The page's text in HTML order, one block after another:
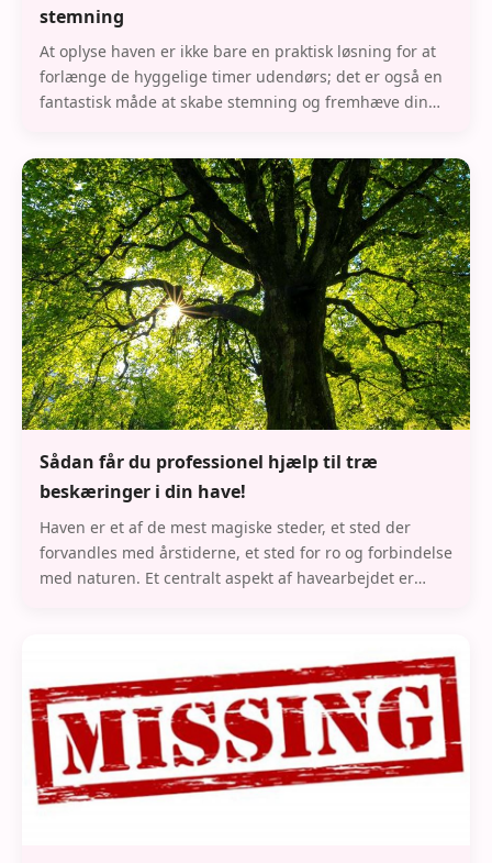
stemning
At oplyse haven er ikke bare en praktisk løsning for at
forlænge de hyggelige timer udendørs; det er også en
fantastisk måde at skabe stemning og fremhæve din
Sådan får du professionel hjælp til træ
beskæringer i din have!
Haven er et af de mest magiske steder, et sted der
forvandles med årstiderne, et sted for ro og forbindelse
med naturen. Et centralt aspekt af havearbejdet er